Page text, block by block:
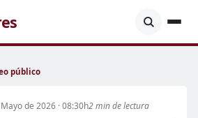
público
de 2026 · 08:30h2 min de lectura